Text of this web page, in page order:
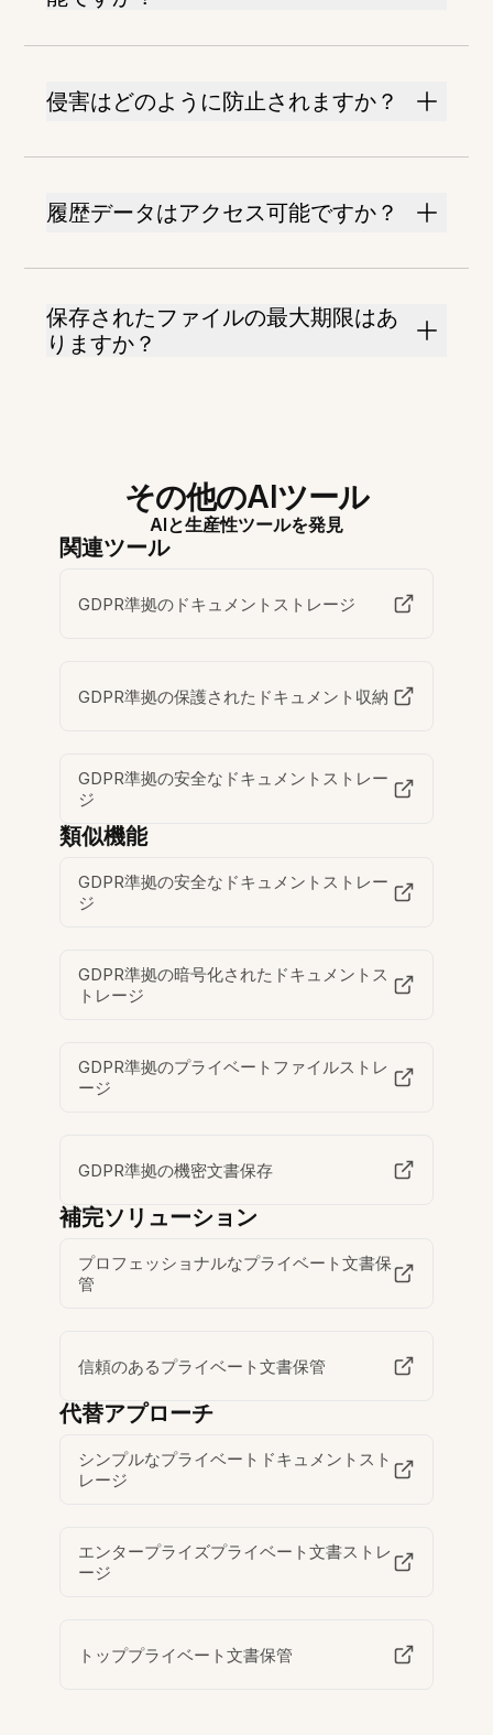
侵害はどのように防止されますか？
履歴データはアクセス可能ですか？
保存されたファイルの最大期限はあ
りますか？
その他のAIツール
AIと生産性ツールを発見
関連ツール
GDPR準拠のドキュメントストレージ
GDPR準拠の保護されたドキュメント収納
GDPR準拠の安全なドキュメントストレー
ジ
類似機能
GDPR準拠の安全なドキュメントストレー
ジ
GDPR準拠の暗号化されたドキュメントス
トレージ
GDPR準拠のプライベートファイルストレ
ージ
GDPR準拠の機密文書保存
補完ソリューション
プロフェッショナルなプライベート文書保
管
信頼のあるプライベート文書保管
代替アプローチ
シンプルなプライベートドキュメントスト
レージ
エンタープライズプライベート文書ストレ
ージ
トッププライベート文書保管